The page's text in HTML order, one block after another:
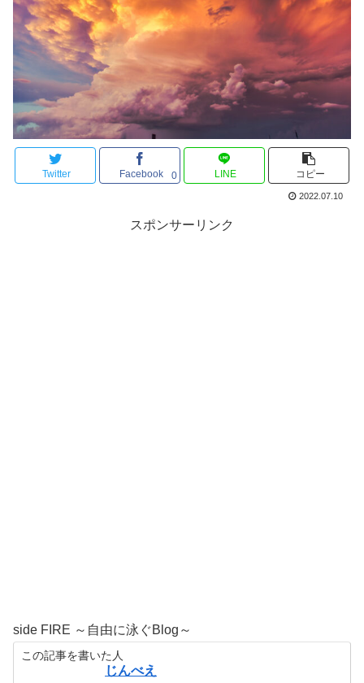
Twitter Facebook 0 LINE コピー
2022.07.10
スポンサーリンク
side FIRE ～自由に泳ぐBlog～
この記事を書いた人
じんべえ